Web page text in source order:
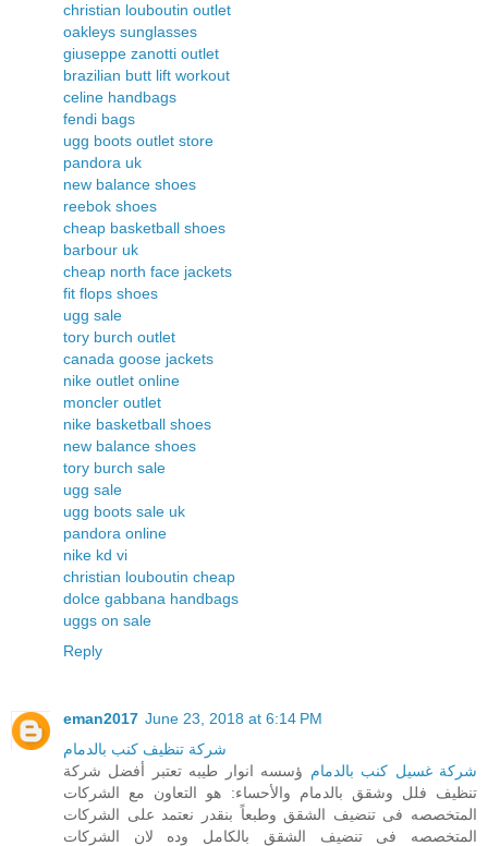
christian louboutin outlet
oakleys sunglasses
giuseppe zanotti outlet
brazilian butt lift workout
celine handbags
fendi bags
ugg boots outlet store
pandora uk
new balance shoes
reebok shoes
cheap basketball shoes
barbour uk
cheap north face jackets
fit flops shoes
ugg sale
tory burch outlet
canada goose jackets
nike outlet online
moncler outlet
nike basketball shoes
new balance shoes
tory burch sale
ugg sale
ugg boots sale uk
pandora online
nike kd vi
christian louboutin cheap
dolce gabbana handbags
uggs on sale
Reply
eman2017 June 23, 2018 at 6:14 PM
شركة تنظيف كنب بالدمام
شركة غسيل كنب بالدمام ؤسسه انوار طيبه تعتبر أفضل شركة
تنظيف فلل وشقق بالدمام والأحساء: هو التعاون مع الشركات
المتخصصه فى تنضيف الشقق وطبعاً بنقدر نعتمد على الشركات
المتخصصه فى تنضيف الشقق بالكامل وده لان الشركات